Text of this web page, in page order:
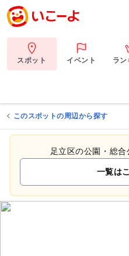
スポット イベント ラン
このスポットの周辺から探す
足立区の公園・総
一覧は